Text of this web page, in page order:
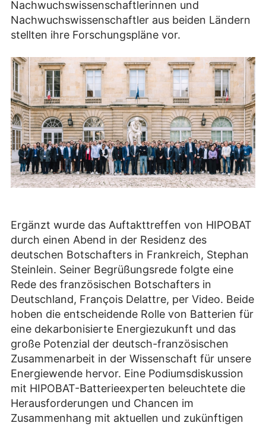
Nachwuchswissenschaftlerinnen und
Nachwuchswissenschaftler aus beiden Ländern
stellten ihre Forschungspläne vor.
Ergänzt wurde das Auftakttreffen von HIPOBAT
durch einen Abend in der Residenz des
deutschen Botschafters in Frankreich, Stephan
Steinlein. Seiner Begrüßungsrede folgte eine
Rede des französischen Botschafters in
Deutschland, François Delattre, per Video. Beide
hoben die entscheidende Rolle von Batterien für
eine dekarbonisierte Energiezukunft und das
große Potenzial der deutsch-französischen
Zusammenarbeit in der Wissenschaft für unsere
Energiewende hervor. Eine Podiumsdiskussion
mit HIPOBAT-Batterieexperten beleuchtete die
Herausforderungen und Chancen im
Zusammenhang mit aktuellen und zukünftigen